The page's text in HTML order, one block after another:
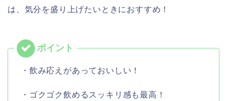
は、気分を盛り上げたいときにおすすめ！
・飲み応えがあっておいしい！
・ゴクゴク飲めるスッキリ感も最高！